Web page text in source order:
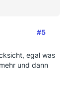
#5
egal was
und dann